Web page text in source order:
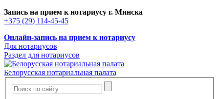
Запись на прием к нотариусу г. Минска
+375 (29) 114-45-45
Онлайн-запись на прием к нотариусу
Для нотариусов
Раздел для нотариусов
Белорусская нотариальная палата